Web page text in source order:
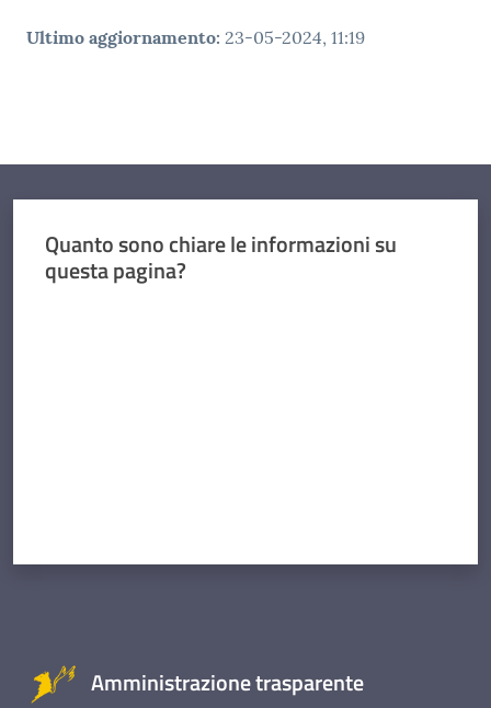
Ultimo aggiornamento: 23-05-2024, 11:19
Quanto sono chiare le informazioni su
questa pagina?
Amministrazione trasparente